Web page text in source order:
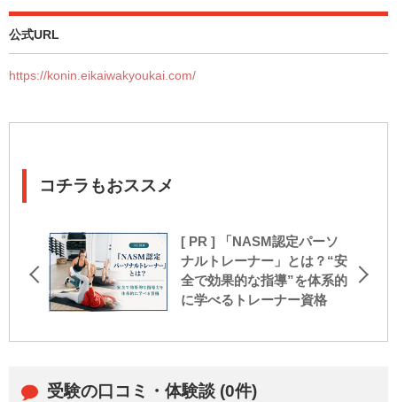
公式URL
https://konin.eikaiwakyoukai.com/
コチラもおススメ
[ PR ] 「NASM認定パーソ
ナルトレーナー」とは？“安
全で効果的な指導”を体系的
に学べるトレーナー資格
受験の口コミ・体験談 (0件)